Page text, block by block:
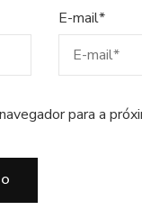
E-mail*
para a